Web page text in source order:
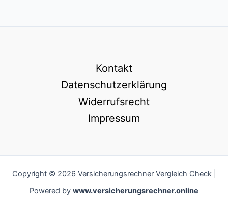
Kontakt
Datenschutzerklärung
Widerrufsrecht
Impressum
Copyright © 2026 Versicherungsrechner Vergleich Check |
Powered by www.versicherungsrechner.online